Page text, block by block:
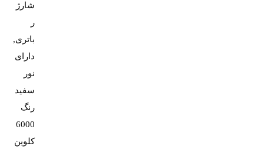
شارژ
ر
باتری,
دارای
نور
سفید
رنگ
6000
کلوین